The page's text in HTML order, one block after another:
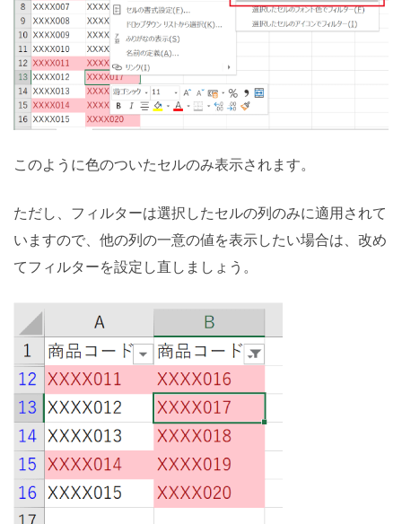
このように色のついたセルのみ表示されます。
ただし、フィルターは選択したセルの列のみに適用されて
いますので、他の列の一意の値を表示したい場合は、改め
てフィルターを設定し直しましょう。